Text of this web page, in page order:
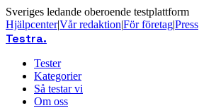
Sveriges ledande oberoende testplattform
Hjälpcenter|Vår redaktion|För företag|Press
Testra.
Tester
Kategorier
Så testar vi
Om oss